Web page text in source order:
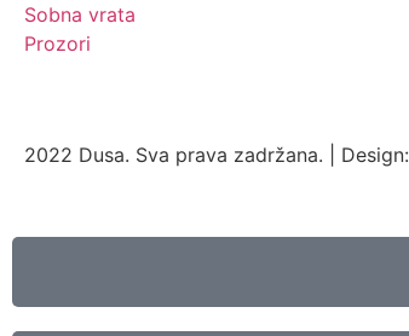
Sobna vrata
Prozori
2022 Dusa. Sva prava zadržana. | Design: